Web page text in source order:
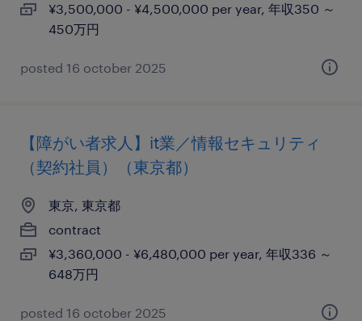
¥3,500,000 - ¥4,500,000 per year, 年収350 ～
450万円
posted 16 october 2025
【障がい者求人】it業／情報セキュリティ
（契約社員）（東京都）
東京, 東京都
contract
¥3,360,000 - ¥6,480,000 per year, 年収336 ～
648万円
posted 16 october 2025